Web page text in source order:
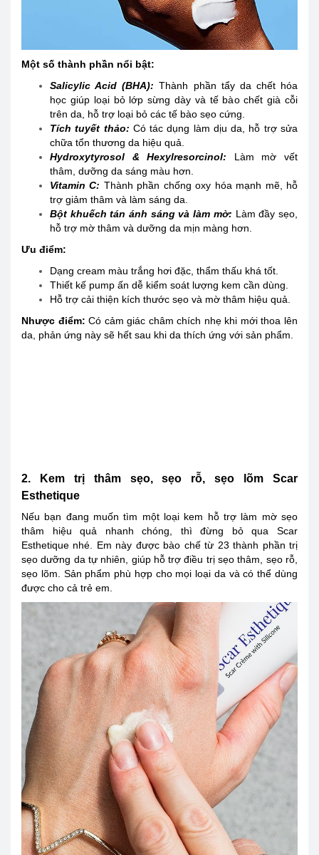
Một số thành phần nổi bật:
Salicylic Acid (BHA):Thành phần tẩy da chết hóa
học giúp loại bỏ lớp sừng dày và tế bào chết già cỗi
trên da, hỗ trợ loại bỏ các tế bào sẹo cứng.
Tích tuyết thảo: Có tác dụng làm dịu da, hỗ trợ sửa
chữa tổn thương da hiệu quả.
Hydroxytyrosol & Hexylresorcinol: Làm mờ vết
thâm, dưỡng da sáng màu hơn.
Vitamin C: Thành phần chống oxy hóa mạnh mẽ, hỗ
trợ giảm thâm và làm sáng da.
Bột khuếch tán ánh sáng và làm mờ: Làm đầy sẹo,
hỗ trợ mờ thâm và dưỡng da mịn màng hơn.
Ưu điểm:
Dạng cream màu trắng hơi đặc, thẩm thấu khá tốt.
Thiết kế pump ấn dễ kiểm soát lượng kem cần dùng.
Hỗ trợ cải thiện kích thước sẹo và mờ thâm hiệu quả.
Nhược điểm:Có cảm giác châm chích nhẹ khi mới thoa lên
da, phản ứng này sẽ hết sau khi da thích ứng với sản phẩm.
2. Kem trị thâm sẹo, sẹo rỗ, sẹo lõm Scar
Esthetique
Nếu bạn đang muốn tìm một loại kem hỗ trợ làm mờ sẹo
thâm hiệu quả nhanh chóng, thì đừng bỏ qua Scar
Esthetique nhé. Em này được bào chế từ 23 thành phần trị
sẹo dưỡng da tự nhiên, giúp hỗ trợ điều trị sẹo thâm, sẹo rỗ,
sẹo lõm. Sản phẩm phù hợp cho mọi loại da và có thể dùng
được cho cả trẻ em.